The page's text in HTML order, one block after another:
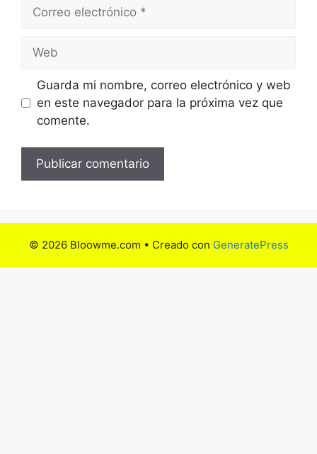
electrónico
Guarda mi nombre, correo electrónico y web
en este navegador para la próxima vez que
comente.
© 2026 Bloowme.com • Creado con GeneratePress